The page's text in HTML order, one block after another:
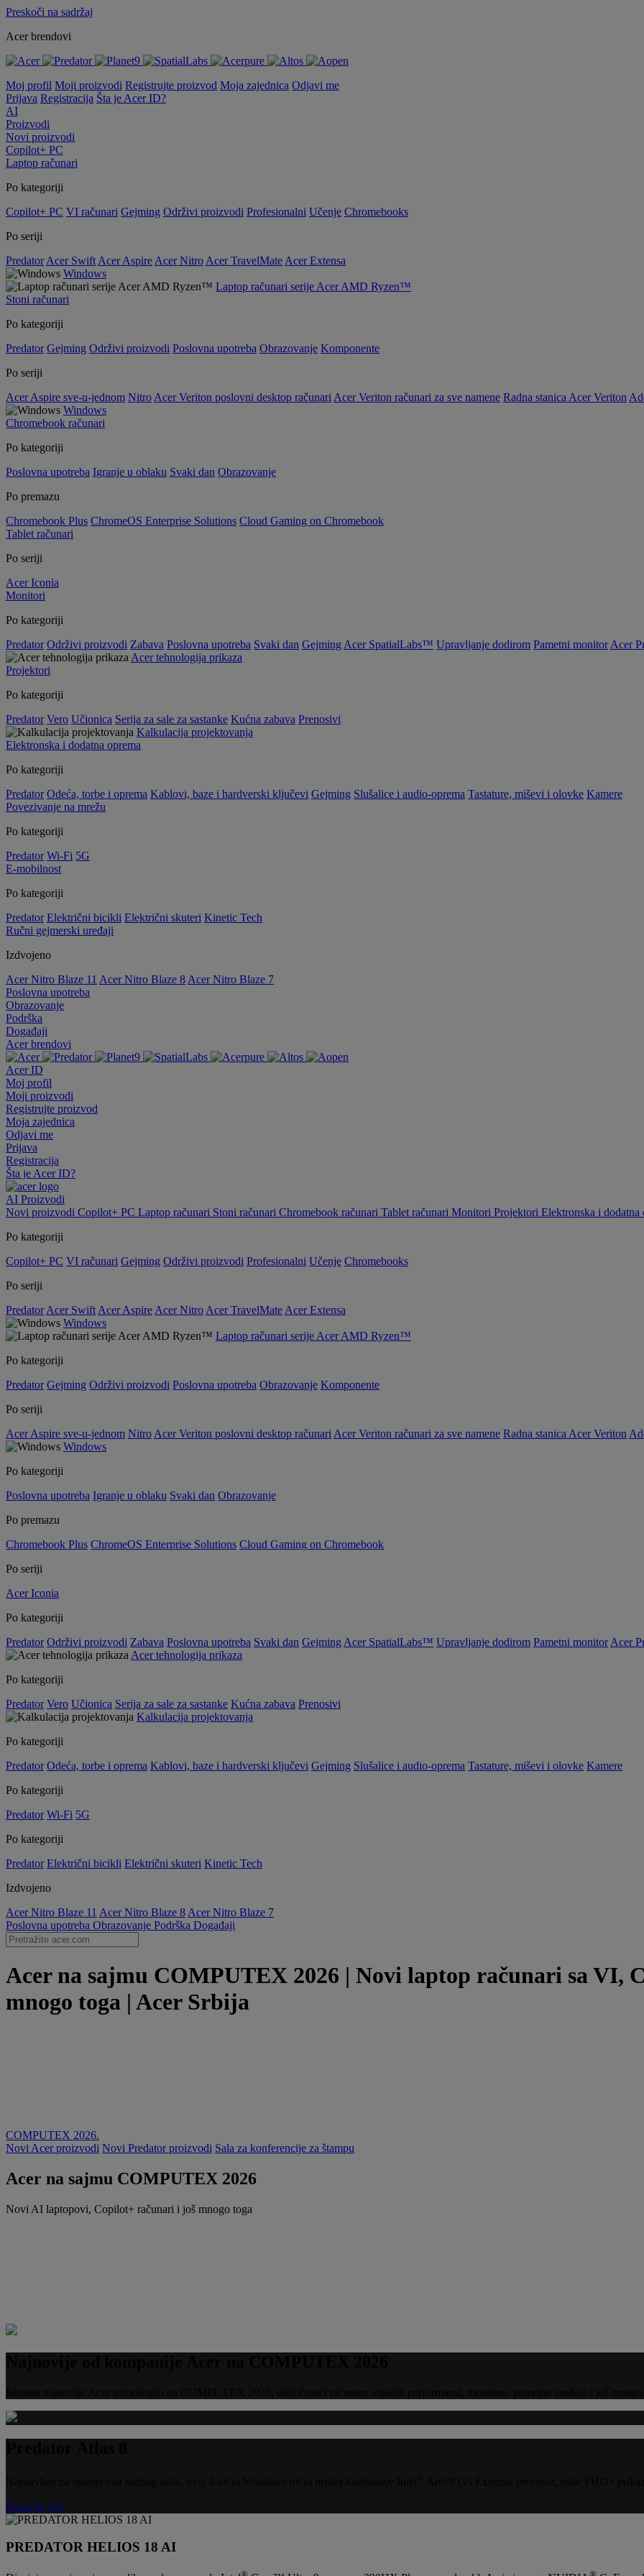
Preskoči na sadržaj
Acer brendovi
Moj profil Moji proizvodi Registrujte proizvod Moja zajednica Odjavi me
Prijava Registracija Šta je Acer ID?
AI
Proizvodi
Novi proizvodi
Copilot+ PC
Laptop računari
Po kategoriji
Copilot+ PC VI računari Gejming Održivi proizvodi Profesionalni Učenje Chromebooks
Po seriji
Predator Acer Swift Acer Aspire Acer Nitro Acer TravelMate Acer Extensa
Windows
Laptop računari serije Acer AMD Ryzen™
Stoni računari
Po kategoriji
Predator Gejming Održivi proizvodi Poslovna upotreba Obrazovanje Komponente
Po seriji
Acer Aspire sve-u-jednom Nitro Acer Veriton poslovni desktop računari Acer Veriton računari za sve namene Radna stanica Acer Veriton
Windows
Chromebook računari
Po kategoriji
Poslovna upotreba Igranje u oblaku Svaki dan Obrazovanje
Po premazu
Chromebook Plus ChromeOS Enterprise Solutions Cloud Gaming on Chromebook
Tablet računari
Po seriji
Acer Iconia
Monitori
Po kategoriji
Predator Održivi proizvodi Zabava Poslovna upotreba Svaki dan Gejming Acer SpatialLabs™ Upravljanje dodirom Pametni monitor Acer
Acer tehnologija prikaza
Projektori
Po kategoriji
Predator Vero Učionica Serija za sale za sastanke Kućna zabava Prenosivi
Kalkulacija projektovanja
Elektronska i dodatna oprema
Po kategoriji
Predator Odeća, torbe i oprema Kablovi, baze i hardverski ključevi Gejming Slušalice i audio-oprema Tastature, miševi i olovke Kamere
Povezivanje na mrežu
Po kategoriji
Predator Wi-Fi 5G
E-mobilnost
Po kategoriji
Predator Električni bicikli Električni skuteri Kinetic Tech
Ručni gejmerski uređaji
Izdvojeno
Acer Nitro Blaze 11 Acer Nitro Blaze 8 Acer Nitro Blaze 7
Poslovna upotreba
Obrazovanje
Podrška
Događaji
Acer brendovi
Acer ID
Moj profil
Moji proizvodi
Registrujte proizvod
Moja zajednica
Odjavi me
Prijava
Registracija
Šta je Acer ID?
AI Proizvodi
Novi proizvodi Copilot+ PC Laptop računari Stoni računari Chromebook računari Tablet računari Monitori Projektori Elektronska i dodatna
Po kategoriji
Copilot+ PC VI računari Gejming Održivi proizvodi Profesionalni Učenje Chromebooks
Po seriji
Predator Acer Swift Acer Aspire Acer Nitro Acer TravelMate Acer Extensa
Windows
Laptop računari serije Acer AMD Ryzen™
Po kategoriji
Predator Gejming Održivi proizvodi Poslovna upotreba Obrazovanje Komponente
Po seriji
Acer Aspire sve-u-jednom Nitro Acer Veriton poslovni desktop računari Acer Veriton računari za sve namene Radna stanica Acer Veriton
Windows
Po kategoriji
Poslovna upotreba Igranje u oblaku Svaki dan Obrazovanje
Po premazu
Chromebook Plus ChromeOS Enterprise Solutions Cloud Gaming on Chromebook
Po seriji
Acer Iconia
Po kategoriji
Predator Održivi proizvodi Zabava Poslovna upotreba Svaki dan Gejming Acer SpatialLabs™ Upravljanje dodirom Pametni monitor Acer
Acer tehnologija prikaza
Po kategoriji
Predator Vero Učionica Serija za sale za sastanke Kućna zabava Prenosivi
Kalkulacija projektovanja
Po kategoriji
Predator Odeća, torbe i oprema Kablovi, baze i hardverski ključevi Gejming Slušalice i audio-oprema Tastature, miševi i olovke Kamere
Po kategoriji
Predator Wi-Fi 5G
Po kategoriji
Predator Električni bicikli Električni skuteri Kinetic Tech
Izdvojeno
Acer Nitro Blaze 11 Acer Nitro Blaze 8 Acer Nitro Blaze 7
Poslovna upotreba Obrazovanje Podrška Događaji
Acer na sajmu COMPUTEX 2026 | Novi laptop računari sa VI,
mnogo toga | Acer Srbija
COMPUTEX 2026.
Novi Acer proizvodi Novi Predator proizvodi Sala za konferencije za štampu
Acer na sajmu COMPUTEX 2026
Novi AI laptopovi, Copilot+ računari i još mnogo toga
Saznajte više
PREDATOR HELIOS 18 AI